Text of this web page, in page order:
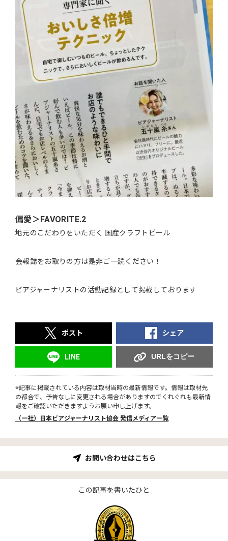
偏愛＞FAVORITE.2
地元のこだわりをいただく 国産クラフトビール
会報誌をお取りの方は是非ご一読ください！
ビアジャーナリストの活動記録として掲載しております
ポスト シェア
LINE URLをコピー
※記事に掲載されている内容は取材当時の最新情報です。情報は取材先
の都合で、予告なしに変更される場合がありますのでくれぐれも最新情
報をご確認いただきますようお願い申し上げます。
（一社）日本ビアジャーナリスト協会 発信メディア一覧
お問い合わせはこちら
この記事を書いたひと